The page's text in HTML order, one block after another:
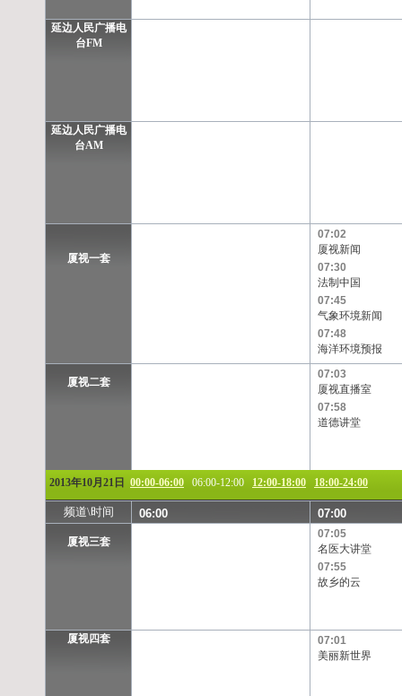
延边人民广播电
台FM
延边人民广播电
台AM
厦视一套
07:02
厦视新闻
07:30
法制中国
07:45
气象环境新闻
07:48
海洋环境预报
厦视二套
07:03
厦视直播室
07:58
道德讲堂
2013年10月21日 00:00-06:00 06:00-12:00 12:00-18:00 18:00-24:00
频道\时间 06:00 07:00
厦视三套
07:05
名医大讲堂
07:55
故乡的云
厦视四套
07:01
美丽新世界